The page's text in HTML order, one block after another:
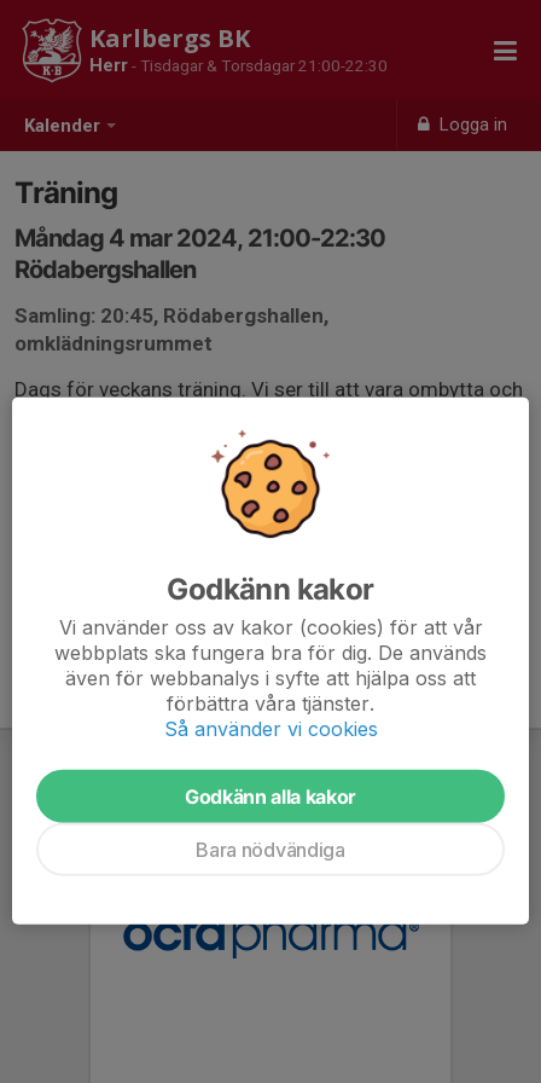
Kalender Logga in
Karlbergs BK
Herr- Tisdagar & Torsdagar 21:00-22:30
Träning
Måndag 4 mar 2024, 21:00-22:30
Rödabergshallen
Samling: 20:45, Rödabergshallen,
omklädningsrummet
Dags för veckans träning. Vi ser till att vara ombytta och
Svara på kallelsen innan söndag, kan ni inte delta efter
att kallelsen är stängd meddelar ni Elias.
Godkänn kakor
Vi använder oss av kakor (cookies) för att vår
webbplats ska fungera bra för dig. De används
även för webbanalys i syfte att hjälpa oss att
förbättra våra tjänster.
Så använder vi cookies
Godkänn alla kakor
Bara nödvändiga